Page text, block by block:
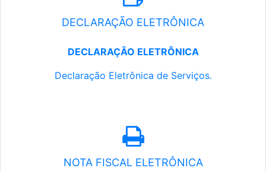
DECLARAÇÃO ELETRÔNICA
DECLARAÇÃO ELETRÔNICA
Declaração Eletrônica de Serviços.
NOTA FISCAL ELETRÔNICA